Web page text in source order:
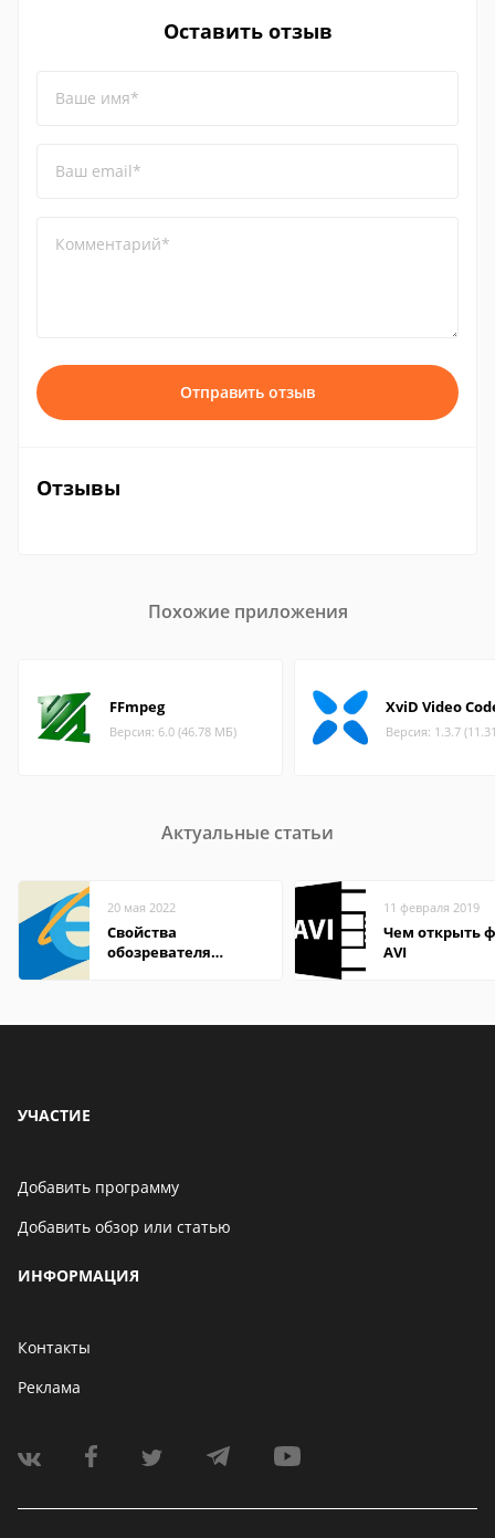
Оставить отзыв
Ваше имя*
Ваш email*
Комментарий*
Отправить отзыв
Отзывы
Похожие приложения
FFmpeg
Версия: 6.0 (46.78 МБ)
XviD Video
Версия: 1.3.7
Актуальные статьи
20 мая 2022
Свойства
обозревателя
11 февраля 2019
Чем открыть
AVI
УЧАСТИЕ
Добавить программу
Добавить обзор или статью
ИНФОРМАЦИЯ
Контакты
Реклама